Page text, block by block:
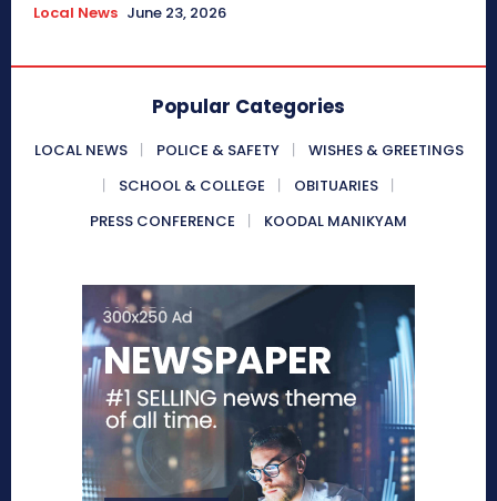
Local News June 23, 2026
Popular Categories
LOCAL NEWS POLICE & SAFETY
WISHES & GREETINGS
SCHOOL & COLLEGE
OBITUARIES
PRESS CONFERENCE
KOODAL MANIKYAM